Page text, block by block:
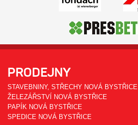
PRODEJNY
STAVEBNINY, STŘECHY NOVÁ BYSTŘICE
ŽELEZÁŘSTVÍ NOVÁ BYSTŘICE
PAPÍK NOVÁ BYSTŘICE
SPEDICE NOVÁ BYSTŘICE